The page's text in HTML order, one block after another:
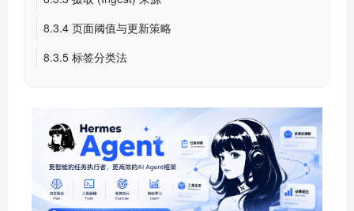
8.3.4 页面阈值与更新策略
8.3.5 标签分类法